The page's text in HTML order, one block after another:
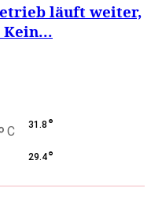
läuft weiter,
Kein...
C 31.8 °
29.4°